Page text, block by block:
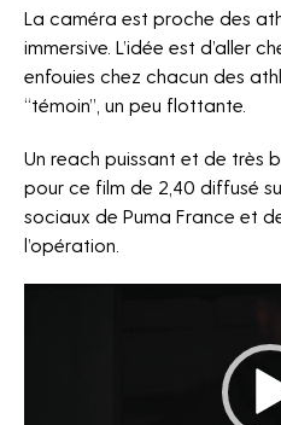
La caméra est proche des
immersive. L’idée est d’aller
enfouies chez chacun des
“témoin”, un peu flottante.
Un reach puissant et de très
pour ce film de 2,40 diffusé
sociaux de Puma France et
l’opération.
Les champs suivis d'une *